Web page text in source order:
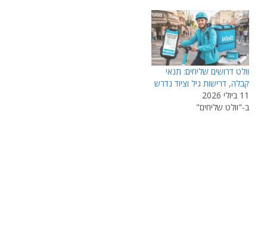
וולט דרושים שליחים: תנאי
קבלה, דרישות גיל וציוד נדרש
11 ביולי 2026
ב-"וולט שליחים"